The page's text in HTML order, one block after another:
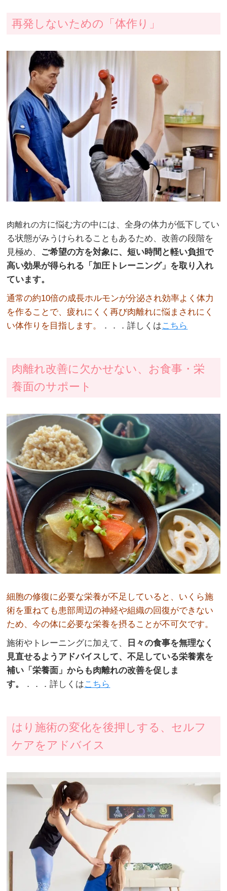
再発しないための「体作り」
肉離れの方に悩む方の中には、全身の体力が低下してい
る状態がみうけられることもあるため、改善の段階を
見極め、 ご希望の方を対象に、短い時間と軽い負担で
高い効果が得られる「加圧トレーニング」を取り入れ
ています。
通常の約10倍の成長ホルモンが分泌され効率よく体力
を作ることで、疲れにくく再び肉離れに悩まされにく
い体作りを目指します。
．．．詳しくはこちら
肉離れ改善に欠かせない、お食事・栄
養面のサポート
細胞の修復に必要な栄養が不足していると、いくら施
術を重ねても患部周辺の神経や組織の回復ができない
ため、今の体に必要な栄養を摂ることが不可欠です。
施術やトレーニングに加えて、
日々の食事を無理なく
見直せるようアドバイスして、不足している栄養素を
補い「栄養面」からも肉離れの改善を促しま
す。
．．．詳しくはこちら
はり施術の変化を後押しする、セルフ
ケアをアドバイス